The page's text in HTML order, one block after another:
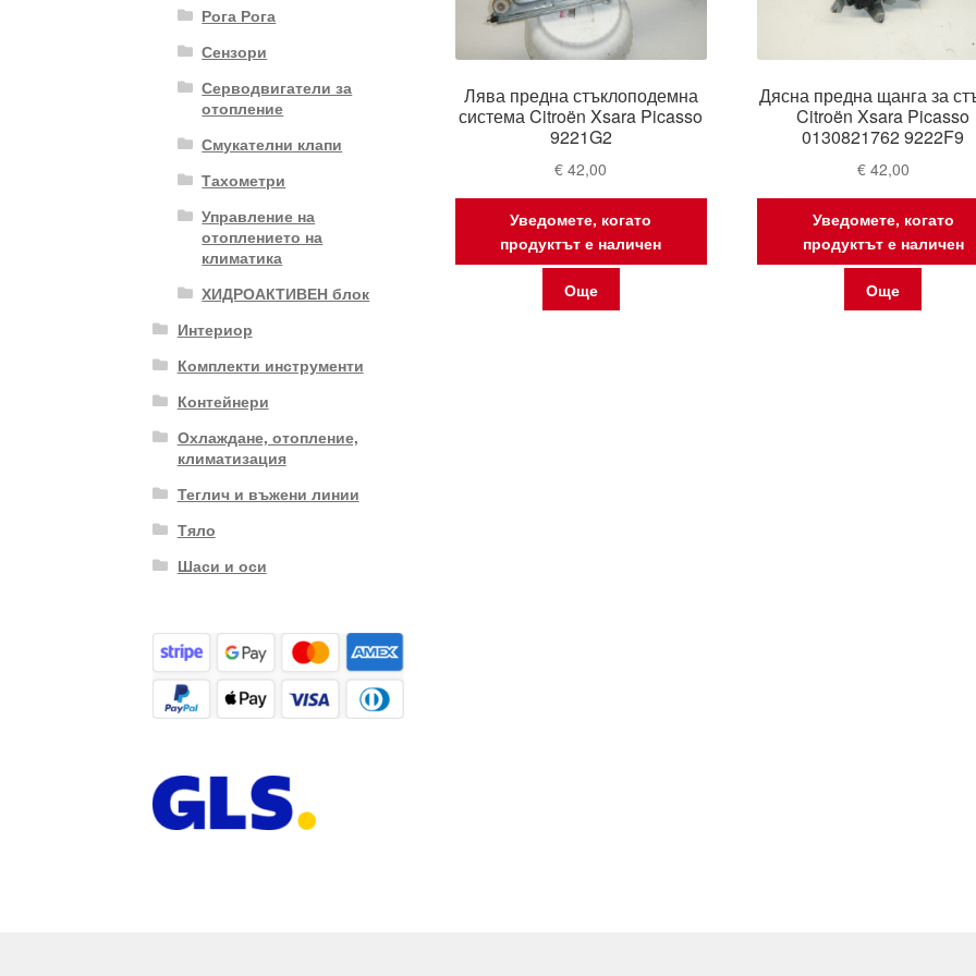
Лява предна стъклоподемна
система Citroën Xsara Picasso
9221G2
€ 42,00
Уведомете, когато
продуктът е наличен
Още
Дясна предна щанга за
Citroën Xsara Picasso
0130821762 9222F9
€42,00
Уведомете, когато
продуктът е наличен
Още
Рога Рога
Сензори
Серводвигатели за
отопление
Смукателни клапи
Тахометри
Управление на
отоплението на
климатика
ХИДРОАКТИВЕН блок
Интериор
Комплекти инструменти
Контейнери
Охлаждане, отопление,
климатизация
Теглич и въжени линии
Тяло
Шаси и оси